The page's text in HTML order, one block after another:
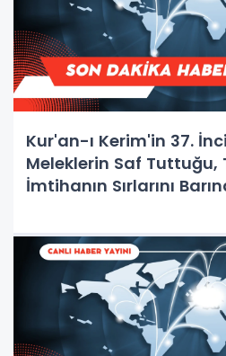
Kur'an-ı Kerim'in 37.
Meleklerin Saf Tuttuğu,
İmtihanın Sırlarını